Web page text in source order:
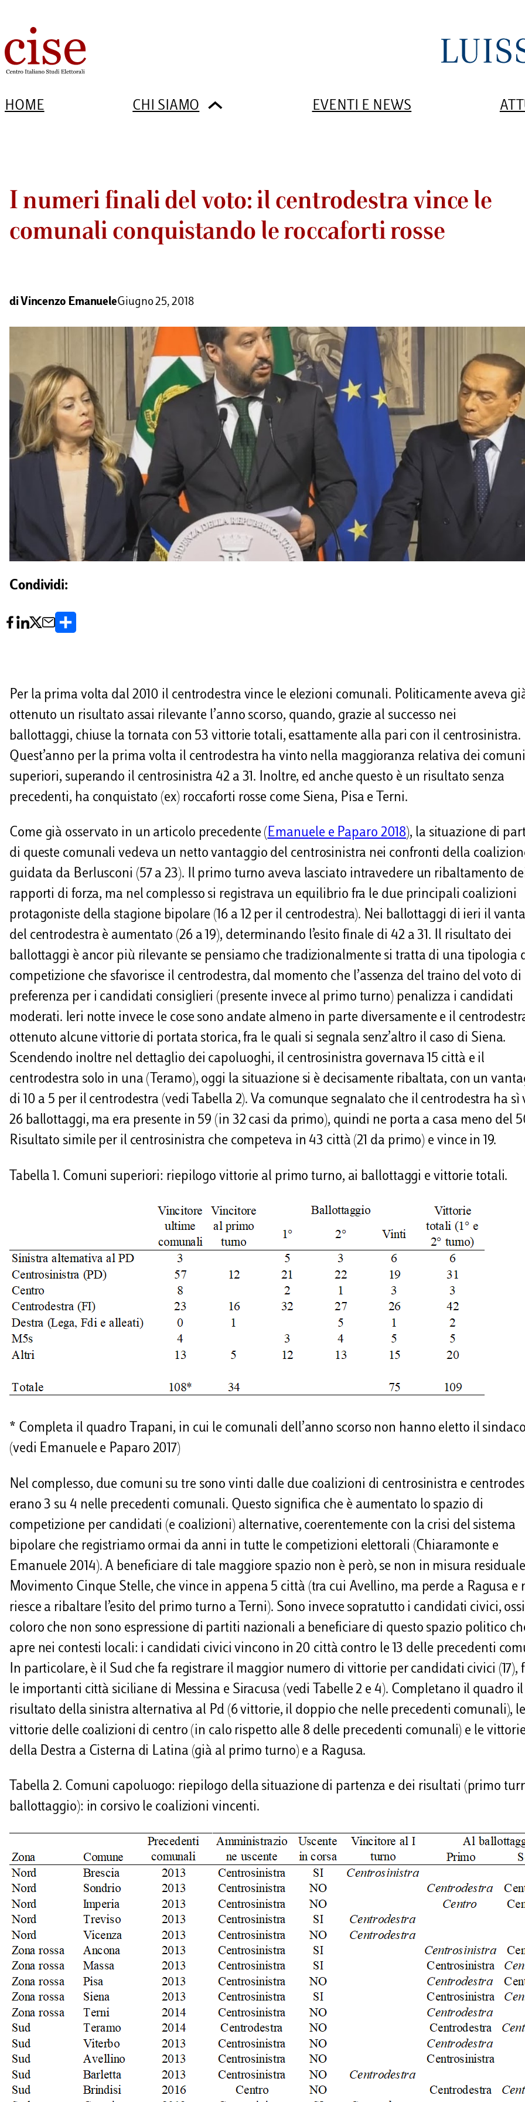
HOME CHI SIAMO EVENTI E NEWS
I numeri finali del voto: il centrodestra vince le
comunali conquistando le roccaforti rosse
di Vincenzo EmanueleGiugno 25, 2018
Condividi:
i
Per la prima volta dal 2010 il centrodestra vince le elezioni comunali. Politicamente aveva
ottenuto un risultato assai rilevante l’anno scorso, quando, grazie al successo nei
ballottaggi, chiuse la tornata con 53 vittorie totali, esattamente alla pari con il centrosinistra.
Quest’anno per la prima volta il centrodestra ha vinto nella maggioranza relativa dei comuni
superiori, superando il centrosinistra 42 a 31. Inoltre, ed anche questo è un risultato senza
precedenti, ha conquistato (ex) roccaforti rosse come Siena, Pisa e Terni.
Come già osservato in un articolo precedente (Emanuele e Paparo 2018), la situazione di
di queste comunali vedeva un netto vantaggio del centrosinistra nei confronti della
guidata da Berlusconi (57 a 23). Il primo turno aveva lasciato intravedere un ribaltamento
rapporti di forza, ma nel complesso si registrava un equilibrio fra le due principali coalizioni
protagoniste della stagione bipolare (16 a 12 per il centrodestra). Nei ballottaggi di ieri il
del centrodestra è aumentato (26 a 19), determinando l’esito finale di 42 a 31. Il risultato dei
ballottaggi è ancor più rilevante se pensiamo che tradizionalmente si tratta di una tipologia
competizione che sfavorisce il centrodestra, dal momento che l’assenza del traino del voto di
preferenza per i candidati consiglieri (presente invece al primo turno) penalizza i candidati
moderati. Ieri notte invece le cose sono andate almeno in parte diversamente e il
ottenuto alcune vittorie di portata storica, fra le quali si segnala senz’altro il caso di Siena.
Scendendo inoltre nel dettaglio dei capoluoghi, il centrosinistra governava 15 città e il
centrodestra solo in una (Teramo), oggi la situazione si è decisamente ribaltata, con un
di 10 a 5 per il centrodestra (vedi Tabella 2). Va comunque segnalato che il centrodestra ha sì
26 ballottaggi, ma era presente in 59 (in 32 casi da primo), quindi ne porta a casa meno del
Risultato simile per il centrosinistra che competeva in 43 città (21 da primo) e vince in 19.
Tabella 1. Comuni superiori: riepilogo vittorie al primo turno, ai ballottaggi e vittorie totali.
* Completa il quadro Trapani, in cui le comunali dell’anno scorso non hanno eletto il
(vedi Emanuele e Paparo 2017)
Nel complesso, due comuni su tre sono vinti dalle due coalizioni di centrosinistra e
erano 3 su 4 nelle precedenti comunali. Questo significa che è aumentato lo spazio di
competizione per candidati (e coalizioni) alternative, coerentemente con la crisi del sistema
bipolare che registriamo ormai da anni in tutte le competizioni elettorali (Chiaramonte e
Emanuele 2014). A beneficiare di tale maggiore spazio non è però, se non in misura
Movimento Cinque Stelle, che vince in appena 5 città (tra cui Avellino, ma perde a Ragusa e
riesce a ribaltare l’esito del primo turno a Terni). Sono invece sopratutto i candidati civici,
coloro che non sono espressione di partiti nazionali a beneficiare di questo spazio politico
apre nei contesti locali: i candidati civici vincono in 20 città contro le 13 delle precedenti
In particolare, è il Sud che fa registrare il maggior numero di vittorie per candidati civici (17),
le importanti città siciliane di Messina e Siracusa (vedi Tabelle 2 e 4). Completano il quadro
risultato della sinistra alternativa al Pd (6 vittorie, il doppio che nelle precedenti comunali),
vittorie delle coalizioni di centro (in calo rispetto alle 8 delle precedenti comunali) e le
della Destra a Cisterna di Latina (già al primo turno) e a Ragusa.
Tabella 2. Comuni capoluogo: riepilogo della situazione di partenza e dei risultati (primo
ballottaggio): in corsivo le coalizioni vincenti.